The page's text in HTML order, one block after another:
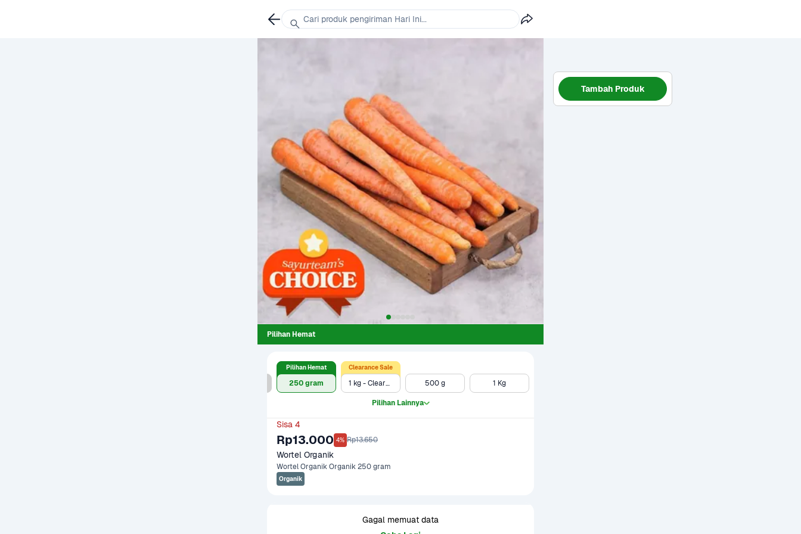
Pilihan Hemat
250 gram
Pilihan Hemat
1 kg - Clearance Sale
Clearance Sale
500 g 1 Kg
Pilihan Lainnya
Sisa 4
Rp13.000 4% Rp13.650
Wortel Organik
Wortel Organik Organik 250 gram
Organik
Gagal memuat data
Tambah Produk
Cari produk pengiriman Hari Ini...